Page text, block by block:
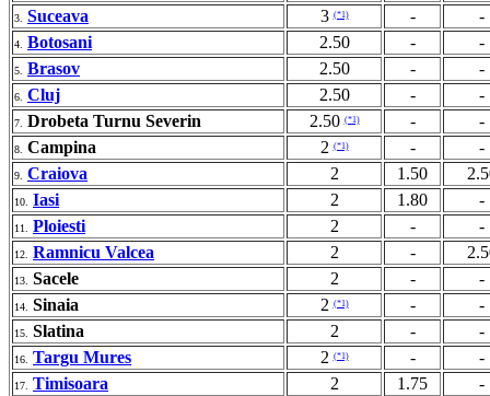
3. Suceava 3(*1) - -
4. Botosani 2.50 - -
5. Brasov 2.50 - -
6. Cluj 2.50 - -
7. Drobeta Turnu Severin 2.50(*1) - -
8. Campina 2(*1) - -
9. Craiova 2 1.50
10. Iasi 2 1.80 -
11. Ploiesti 2 - -
12. Ramnicu Valcea 2 -
13. Sacele 2 - -
14. Sinaia 2(*1) - -
15. Slatina 2 - -
16. Targu Mures 2(*1) - -
17. Timisoara 2 1.75 -